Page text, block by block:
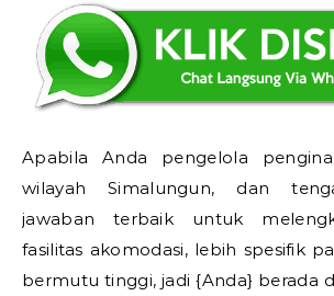
Apabila Anda pengelola
wilayah Simalungun, dan
jawaban terbaik untuk
fasilitas akomodasi, lebih spesifik
bermutu tinggi, jadi {Anda} berada